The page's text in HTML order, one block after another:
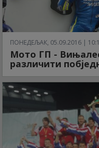
ПОНЕДЕЉАК, 05.09.2016 |
Мото ГП -
различити